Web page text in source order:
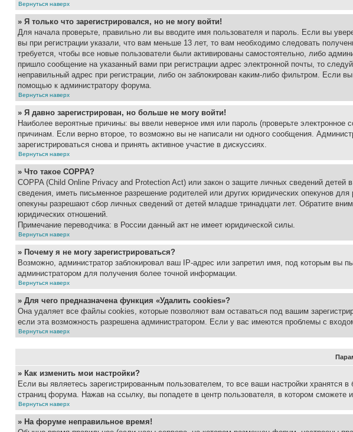
Вернуться наверх
» Я только что зарегистрировался, но не могу войти!
Для начала проверьте, правильно ли вы вводите имя пользователя и пароль. Если вы
вы при регистрации указали, что вам меньше 13 лет, то вам необходимо следовать
требуется, чтобы все новые пользователи были активированы самостоятельно, либо
пришло сообщение на указанный вами при регистрации адрес электронной почты, то
неправильный адрес при регистрации, либо он заблокирован каким-либо фильтром. Если
помощью к администратору форума.
Вернуться наверх
» Я давно зарегистрирован, но больше не могу войти!
Наиболее вероятные причины: вы ввели неверное имя или пароль (проверьте
причинам. Если верно второе, то возможно вы не написали ни одного сообщения.
зарегистрироваться снова и принять активное участие в дискуссиях.
Вернуться наверх
» Что такое COPPA?
COPPA (Child Online Privacy and Protection Act) или закон о защите личных сведений
сведения, иметь письменное разрешение родителей или других юридических опекунов
опекуны разрешают сбор личных сведений от детей младше тринадцати лет. Обратите
юридических отношений.
Примечание переводчика: в России данный акт не имеет юридической силы.
Вернуться наверх
» Почему я не могу зарегистрироваться?
Возможно, администратор заблокировал ваш IP-адрес или запретил имя, под которым вы
администратором для получения более точной информации.
Вернуться наверх
» Для чего предназначена функция «Удалить cookies»?
Она удаляет все файлы cookies, которые позволяют вам оставаться под вашим
если эта возможность разрешена администратором. Если у вас имеются проблемы с
Вернуться наверх
» Как изменить мои настройки?
Если вы являетесь зарегистрированным пользователем, то все ваши настройки
страниц форума. Нажав на ссылку, вы попадете в центр пользователя, в котором сможете
Вернуться наверх
» На форуме неправильное время!